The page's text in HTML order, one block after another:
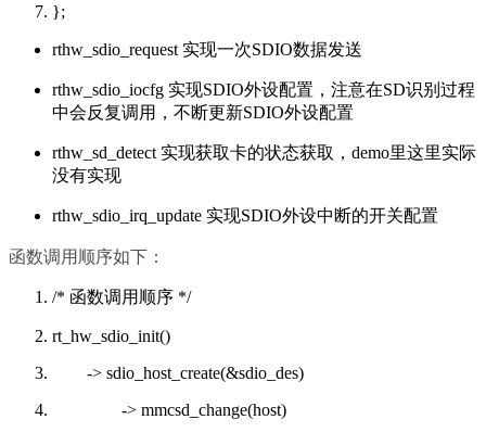
};
rthw_sdio_request 实现一次SDIO数据发送
rthw_sdio_iocfg 实现SDIO外设配置，注意在SD识别过程
中会反复调用，不断更新SDIO外设配置
rthw_sd_detect 实现获取卡的状态获取，demo里这里实际
没有实现
rthw_sdio_irq_update 实现SDIO外设中断的开关配置
函数调用顺序如下：
/* 函数调用顺序 */
rt_hw_sdio_init()
-> sdio_host_create(&sdio_des)
-> mmcsd_change(host)